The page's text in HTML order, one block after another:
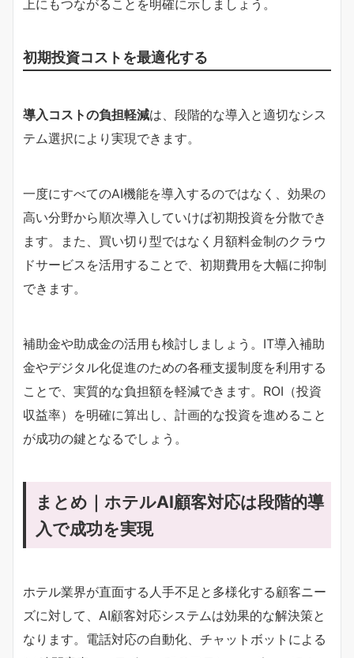
上にもつながることを明確に示しましょう。
初期投資コストを最適化する
導入コストの負担軽減は、段階的な導入と適切なシス
テム選択により実現できます。
一度にすべてのAI機能を導入するのではなく、効果の
高い分野から順次導入していけば初期投資を分散でき
ます。また、買い切り型ではなく月額料金制のクラウ
ドサービスを活用することで、初期費用を大幅に抑制
できます。
補助金や助成金の活用も検討しましょう。IT導入補助
金やデジタル化促進のための各種支援制度を利用する
ことで、実質的な負担額を軽減できます。ROI（投資
収益率）を明確に算出し、計画的な投資を進めること
が成功の鍵となるでしょう。
まとめ｜ホテルAI顧客対応は段階的導
入で成功を実現
ホテル業界が直面する人手不足と多様化する顧客ニー
ズに対して、AI顧客対応システムは効果的な解決策と
なります。電話対応の自動化、チャットボットによる